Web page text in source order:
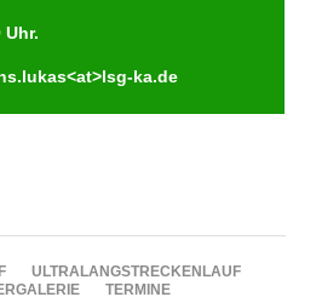
ka.de
ULTRALANGSTRECKENLAUF
TERMINE